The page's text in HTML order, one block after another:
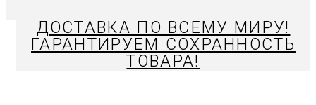
ДОСТАВКА ПО ВСЕМУ МИРУ!
ГАРАНТИРУЕМ СОХРАННОСТЬ
ТОВАРА!